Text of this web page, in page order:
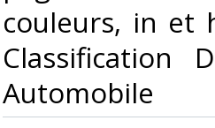
couleurs, in et
Classification
Automobile‎